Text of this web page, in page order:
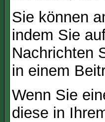
Sie können
indem Sie
Nachrichten
in einem
Wenn Sie
diese in